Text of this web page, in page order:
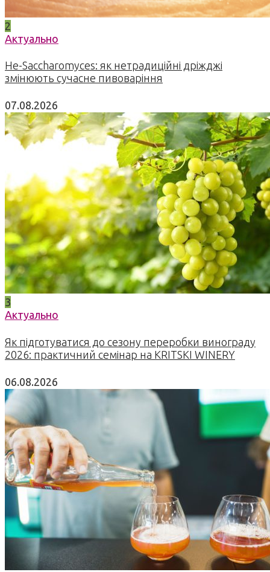
2
Актуально
Не-Saccharomyces: як нетрадиційні дріжджі
змінюють сучасне пивоваріння
07.08.2026
3
Актуально
Як підготуватися до сезону переробки винограду
2026: практичний семінар на KRITSKI WINERY
06.08.2026